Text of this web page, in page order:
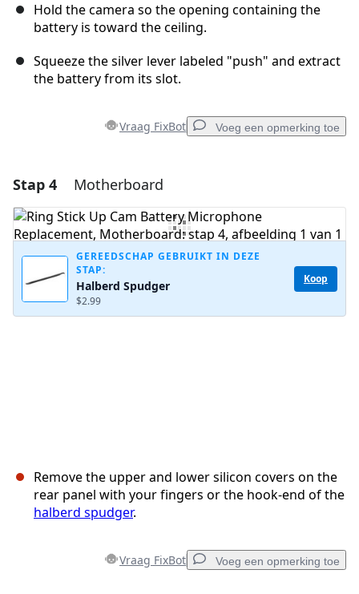
Hold the camera so the opening containing the
battery is toward the ceiling.
Squeeze the silver lever labeled "push" and extract
the battery from its slot.
Vraag FixBot Voeg een opmerking toe
Voeg een opmerking toe
Voeg opmerking toe
Plaats opmerking
Stap 4 Motherboard
GEREEDSCHAP GEBRUIKT IN DEZE
STAP:
Halberd Spudger
$2.99
Koop
Remove the upper and lower silicon covers on the
rear panel with your fingers or the hook-end of the
halberd spudger.
Vraag FixBot Voeg een opmerking toe